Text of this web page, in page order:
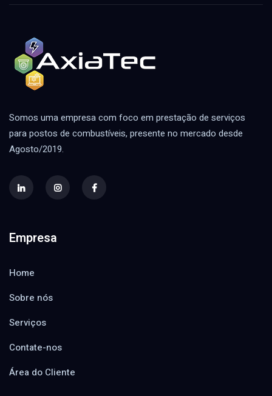
Somos uma empresa com foco em prestação de serviços
para postos de combustíveis, presente no mercado desde
Agosto/2019.
Empresa
Home
Sobre nós
Serviços
Contate-nos
Área do Cliente